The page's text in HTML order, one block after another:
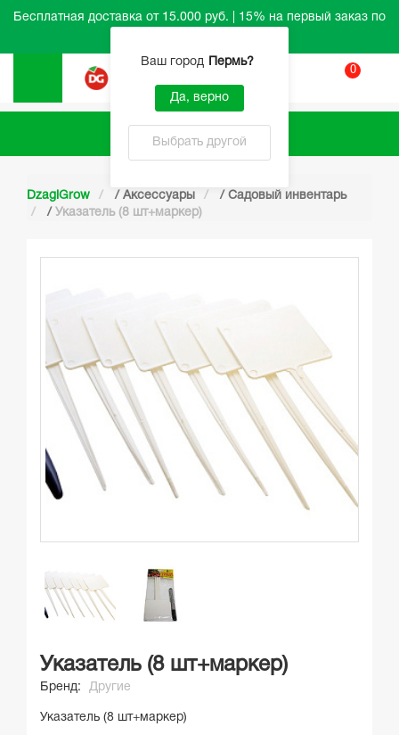
Бесплатная доставка от 15.000 руб. | 15% на первый заказ по
Ваш город Пермь?
Да, верно
Выбрать другой
0
Каталог
DzagiGrow / Аксессуары / Садовый инвентарь
/ Указатель (8 шт+маркер)
Указатель (8 шт+маркер)
Бренд: Другие
Указатель (8 шт+маркер)